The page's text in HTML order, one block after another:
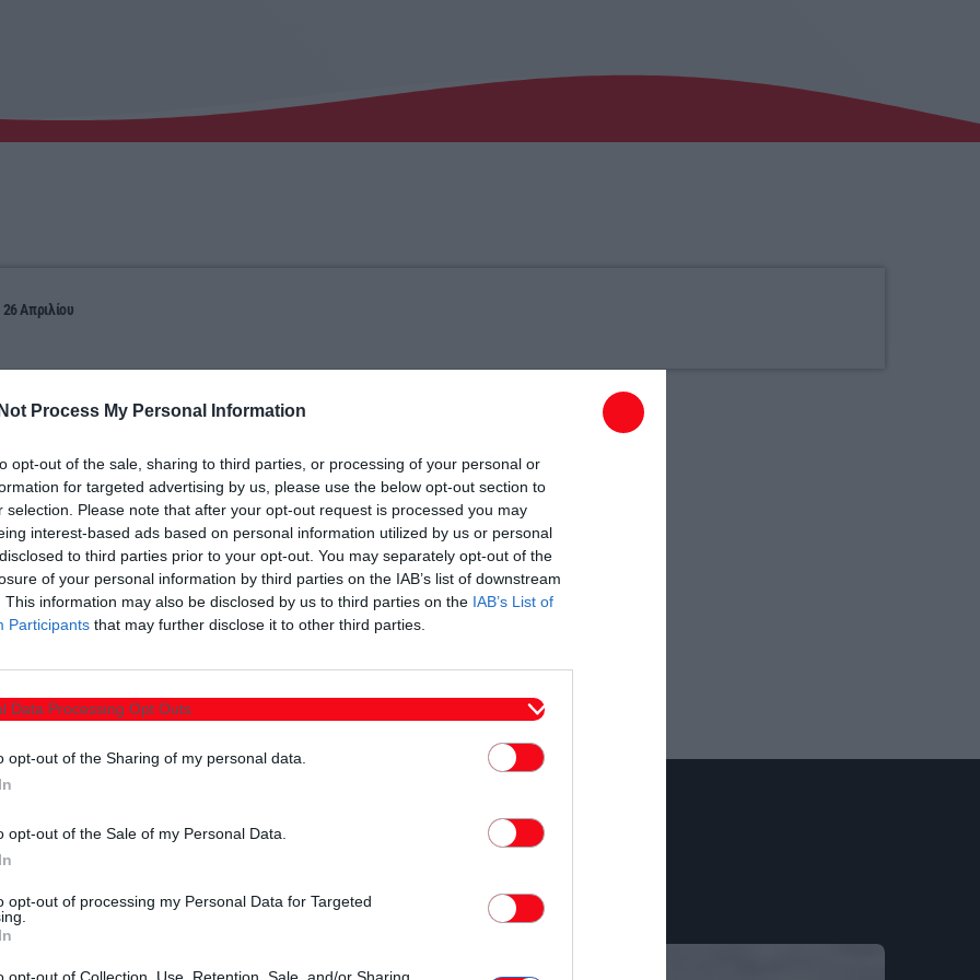
Process My Personal Information
opt-out of the sale, sharing to third parties, or processing of your personal or
for targeted advertising by us, please use the below opt-out section to
selection. Please note that after your opt-out request is processed you may
interest-based ads based on personal information utilized by us or personal
to third parties prior to your opt-out. You may separately opt-out of the
of your personal information by third parties on the IAB’s list of downstream
This information may also be disclosed by us to third parties on the IAB’s List of
Participants that may further disclose it to other third parties.
Data Processing Opt Outs
opt-out of the Sharing of my personal data.
opt-out of the Sale of my Personal Data.
opt-out of processing my Personal Data for Targeted
opt-out of Collection, Use, Retention, Sale, and/or Sharing
Απριλίου
Μπορεί ακόμα να σας ενδιαφέρουν